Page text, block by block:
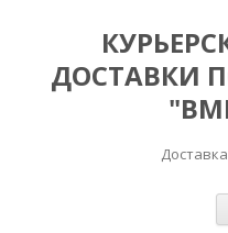
ДОСТАВКИ